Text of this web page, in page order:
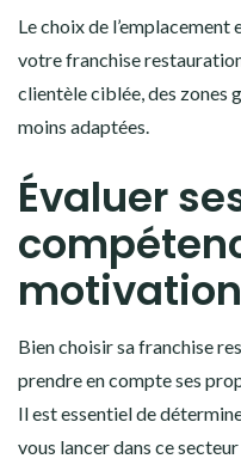
Le choix de l’emplacement
votre franchise
clientèle ciblée, des zones
moins adaptées.
Évaluer
Bien choisir sa franchise
prendre en compte ses
Il est essentiel de
vous lancer dans ce